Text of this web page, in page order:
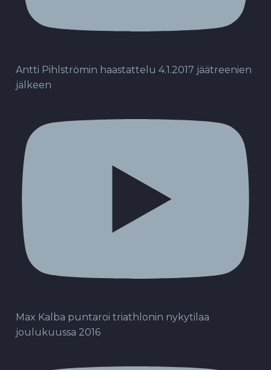
Antti Pihlströmin haastattelu 4.1.2017 jäätreenien
jälkeen
Max Kalba puntaroi triathlonin nykytilaa
joulukuussa 2016